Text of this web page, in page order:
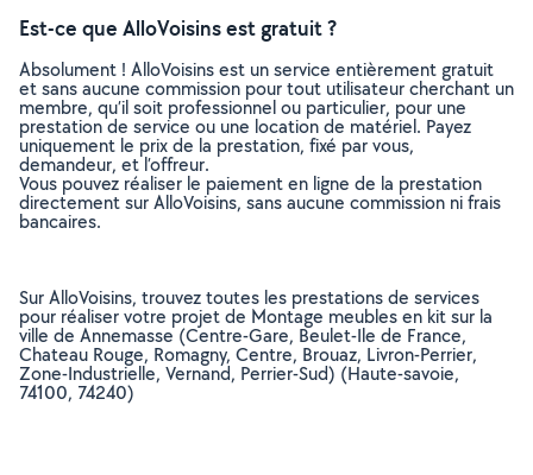
Est-ce que AlloVoisins est gratuit ?
Absolument ! AlloVoisins est un service entièrement gratuit
et sans aucune commission pour tout utilisateur cherchant un
membre, qu’il soit professionnel ou particulier, pour une
prestation de service ou une location de matériel. Payez
uniquement le prix de la prestation, fixé par vous,
demandeur, et l’offreur.
Vous pouvez réaliser le paiement en ligne de la prestation
directement sur AlloVoisins, sans aucune commission ni frais
bancaires.
Sur AlloVoisins, trouvez toutes les prestations de services
pour réaliser votre projet de Montage meubles en kit sur la
ville de Annemasse (Centre-Gare, Beulet-Ile de France,
Chateau Rouge, Romagny, Centre, Brouaz, Livron-Perrier,
Zone-Industrielle, Vernand, Perrier-Sud) (Haute-savoie,
74100, 74240)